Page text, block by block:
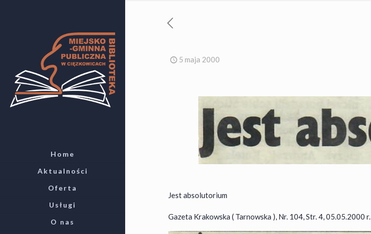
Home
Aktualności
Oferta
Usługi
O nas
5 maja 2000
Jest absolutorium
Gazeta Krakowska ( Tarnowska ), Nr. 104, Str. 4, 05.05.2000 r.